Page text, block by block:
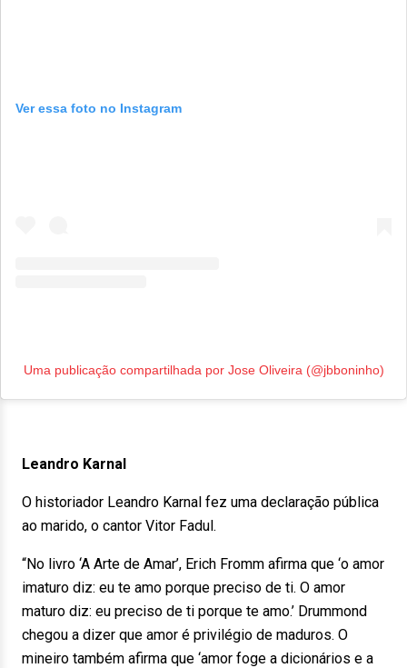
Ver essa foto no Instagram
Uma publicação compartilhada por Jose Oliveira (@jbboninho)
Leandro Karnal
O historiador Leandro Karnal fez uma declaração pública
ao marido, o cantor Vitor Fadul.
“No livro ‘A Arte de Amar’, Erich Fromm afirma que ‘o amor
imaturo diz: eu te amo porque preciso de ti. O amor
maturo diz: eu preciso de ti porque te amo.’ Drummond
chegou a dizer que amor é privilégio de maduros. O
mineiro também afirma que ‘amor foge a dicionários e a